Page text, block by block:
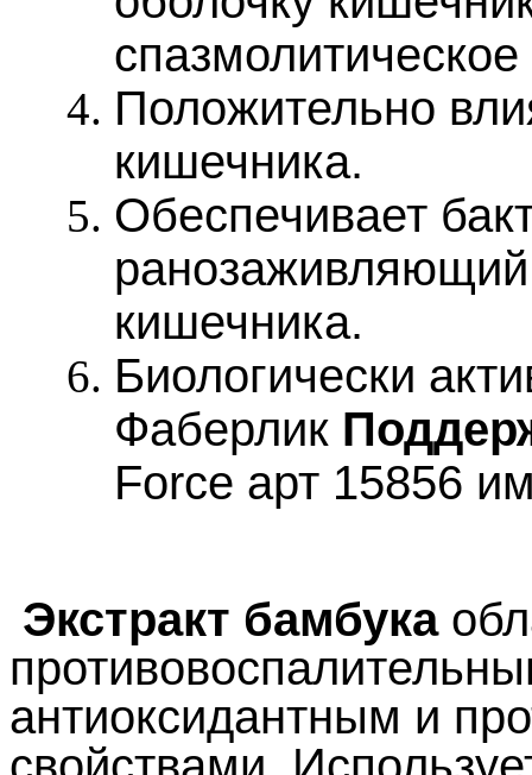
Положительно
кишечника.
Обеспечивает
кишечника.
Биологически
Фаберлик
Force арт 15856
Экстракт бамбука
антиоксидантным и